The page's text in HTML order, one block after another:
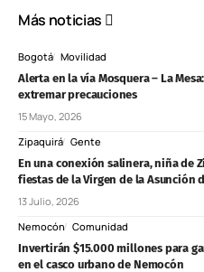
Más noticias
Bogotá Movilidad
Alerta en la vía Mosquera – La
extremar precauciones
15 Mayo, 2026
Zipaquirá Gente
En una conexión salinera, niña de
fiestas de la Virgen de la Asunción
13 Julio, 2026
Nemocón Comunidad
Invertirán $15.000 millones para
en el casco urbano de Nemocón